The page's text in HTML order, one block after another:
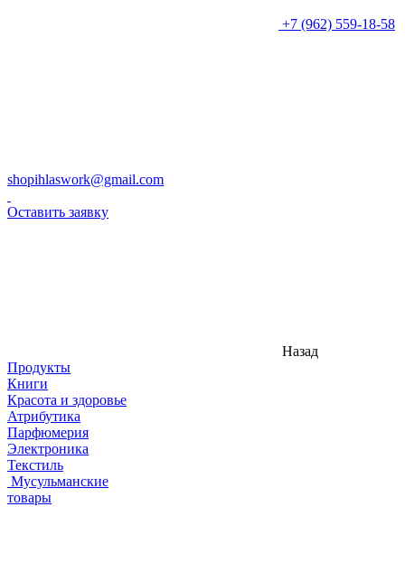
+7 (962) 559-18-58
shopihlaswork@gmail.com
Оставить заявку
Назад
Продукты
Книги
Красота и здоровье
Атрибутика
Парфюмерия
Электроника
Текстиль
Мусульманские
товары